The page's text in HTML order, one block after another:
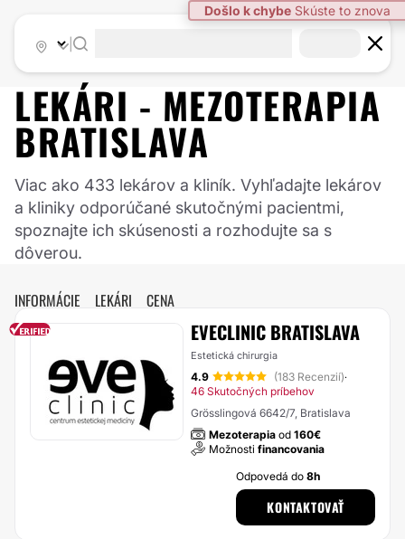
LEKÁRI - MEZOTERAPIA
BRATISLAVA
Viac ako 433 lekárov a kliník. Vyhľadajte lekárov
a kliniky odporúčané skutočnými pacientmi,
spoznajte ich skúsenosti a rozhodujte sa s
dôverou.
INFORMÁCIE LEKÁRI CENA
EVECLINIC BRATISLAVA
Estetická chirurgia
4.9 (183 Recenzií)·
46 Skutočných príbehov
Grösslingová 6642/7, Bratislava
Mezoterapia od 160€
Možnosti financovania
Odpovedá do8h
KONTAKTOVAŤ